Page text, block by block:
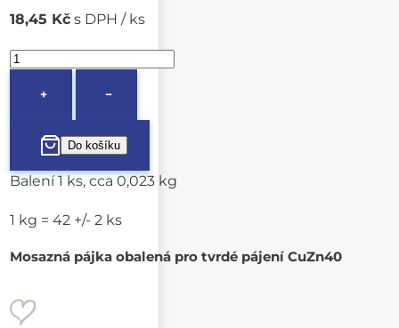
18,45 Kč s DPH / ks
+ −
Balení 1 ks, cca 0,023 kg
1 kg = 42 +/- 2 ks
Mosazná pájka obalená pro tvrdé pájení CuZn40